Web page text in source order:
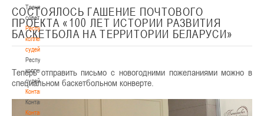
Тренерский
совет
Республиканская
коллегия
судей
Республиканская
коллегия
судей
Контакты
Контакты
Контакты
СОСТОЯЛОСЬ ГАШЕНИЕ ПОЧТОВОГО
ПРОЕКТА «100 ЛЕТ ИСТОРИИ РАЗВИТИЯ
БАСКЕТБОЛА НА ТЕРРИТОРИИ БЕЛАРУСИ»
Теперь отправить письмо с новогодними пожеланиями можно в
специальном баскетбольном конверте.